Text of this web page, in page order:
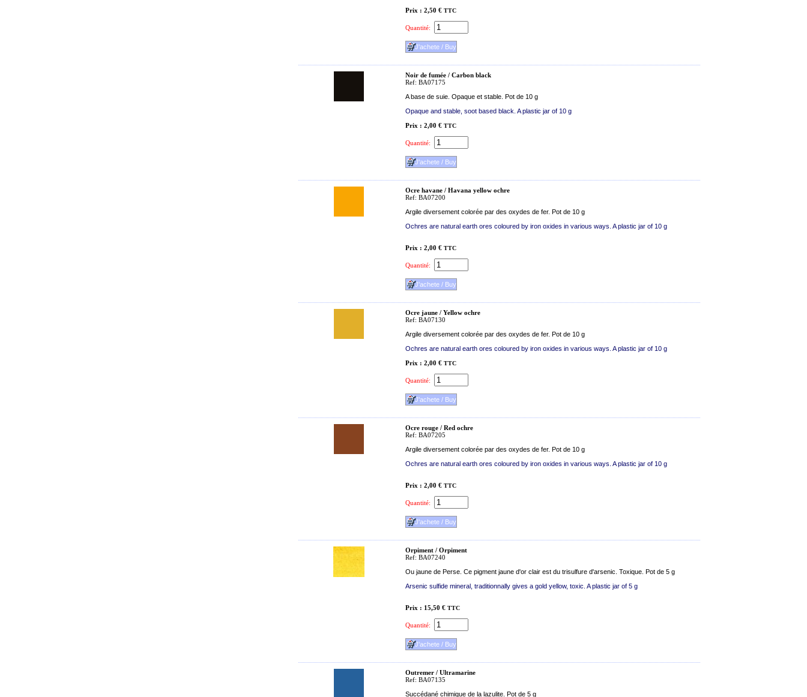
Prix : 2,50 € TTC
Quantité:
Noir de fumée / Carbon black
Ref: BA07175
A base de suie. Opaque et stable. Pot de 10 g
Opaque and stable, soot based black. A plastic jar of 10 g
Prix : 2,00 € TTC
Quantité:
Ocre havane / Havana yellow ochre
Ref: BA07200
Argile diversement colorée par des oxydes de fer. Pot de 10 g
Ochres are natural earth ores coloured by iron oxides in various ways. A plastic jar of 10 g
Prix : 2,00 € TTC
Quantité:
Ocre jaune / Yellow ochre
Ref: BA07130
Argile diversement colorée par des oxydes de fer. Pot de 10 g
Ochres are natural earth ores coloured by iron oxides in various ways. A plastic jar of 10 g
Prix : 2,00 € TTC
Quantité:
Ocre rouge / Red ochre
Ref: BA07205
Argile diversement colorée par des oxydes de fer. Pot de 10 g
Ochres are natural earth ores coloured by iron oxides in various ways. A plastic jar of 10 g
Prix : 2,00 € TTC
Quantité:
Orpiment / Orpiment
Ref: BA07240
Ou jaune de Perse. Ce pigment jaune d'or clair est du trisulfure d'arsenic. Toxique. Pot de 5 g
Arsenic sulfide mineral, traditionnally gives a gold yellow, toxic. A plastic jar of 5 g
Prix : 15,50 € TTC
Quantité:
Outremer / Ultramarine
Ref: BA07135
Succédané chimique de la lazulite. Pot de 5 g